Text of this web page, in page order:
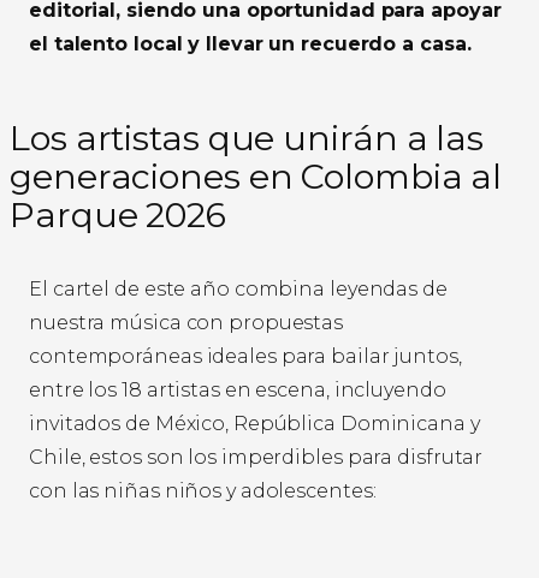
editorial, siendo una oportunidad para apoyar
el talento local y llevar un recuerdo a casa.
Los artistas que unirán a las
generaciones en Colombia al
Parque 2026
El cartel de este año combina leyendas de
nuestra música con propuestas
contemporáneas ideales para bailar juntos,
entre los 18 artistas en escena, incluyendo
invitados de México, República Dominicana y
Chile, estos son los imperdibles para disfrutar
con las niñas niños y adolescentes: